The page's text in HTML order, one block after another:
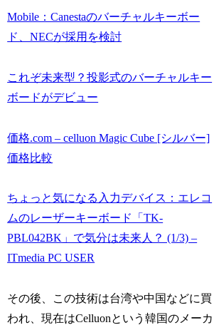
Mobile：Canestaのバーチャルキーボー
ド、NECが採用を検討
これぞ未来型？投影式のバーチャルキー
ボードがデビュー
価格.com – celluon Magic Cube [シルバー]
価格比較
ちょっと気になる入力デバイス：エレコ
ムのレーザーキーボード「TK-
PBL042BK」で気分は未来人？ (1/3) –
ITmedia PC USER
その後、この技術は台湾や中国などに買
われ、現在はCelluonという韓国のメーカ